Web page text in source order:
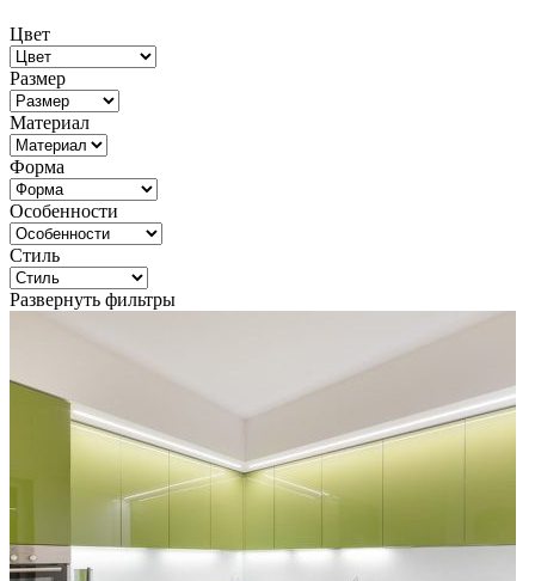
Цвет
Размер
Материал
Форма
Особенности
Стиль
Развернуть фильтры